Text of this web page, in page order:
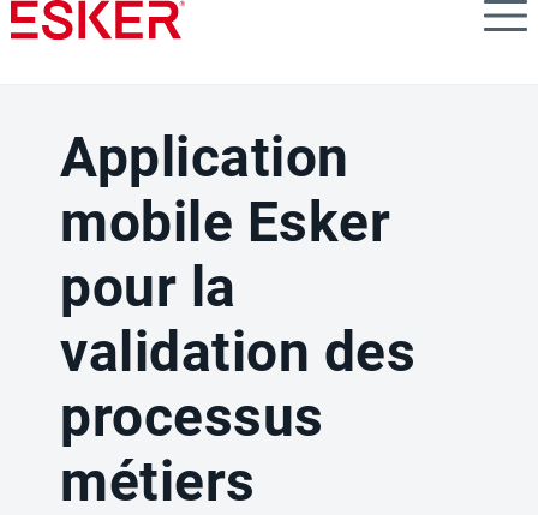
Skip
to
Application
mobile Esker
pour la
validation des
processus
métiers